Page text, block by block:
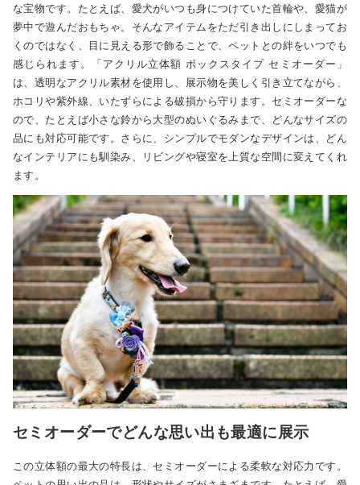
な宝物です。たとえば、愛犬がいつも身につけていた首輪や、愛猫が
夢中で遊んだおもちゃ。そんなアイテムをただ引き出しにしまってお
くのではなく、目に見える形で飾ることで、ペットとの絆をいつでも
感じられます。「アクリル立体額 ボックスタイプ セミオーダー」
は、透明なアクリル素材を使用し、展示物を美しく引き立てながら、
ホコリや紫外線、いたずらによる破損から守ります。セミオーダーな
ので、たとえば小さな鈴から大型のぬいぐるみまで、どんなサイズの
品にも対応可能です。さらに、シンプルでモダンなデザインは、どん
なインテリアにも馴染み、リビングや寝室を上質な空間に変えてくれ
ます。
セミオーダーでどんな思い出も最適に展示
この立体額の最大の特長は、セミオーダーによる柔軟な対応力です。